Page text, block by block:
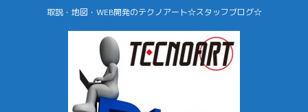
取説・地図・WEB開発のテクノアート☆スタッフブログ☆